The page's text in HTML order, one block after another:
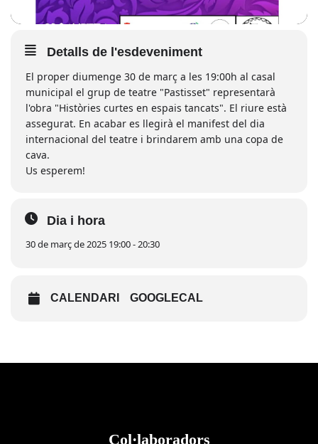
Detalls de l'esdeveniment
El proper diumenge 30 de març a les 19:00h al casal
municipal el grup de teatre "Pastisset" representarà
l'obra "Històries curtes en espais tancats". El riure està
assegurat. En acabar es llegirà el manifest del dia
internacional del teatre i brindarem amb una copa de
cava.
Us esperem!
Dia i hora
30 de març de 2025 19:00 - 20:30
CALENDARI GOOGLECAL
Col·laboradors